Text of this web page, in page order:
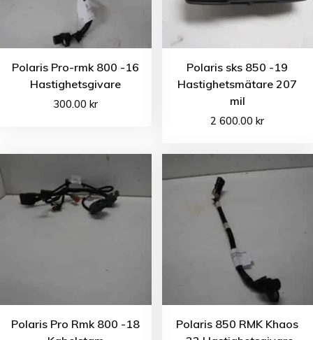
Polaris Pro-rmk 800 -16
Hastighetsgivare
300.00kr
Polaris sks 850 -19
Hastighetsmätare 207
mil
2 600.00kr
Polaris Pro Rmk 800 -18
Polaris 850 RMK Khaos